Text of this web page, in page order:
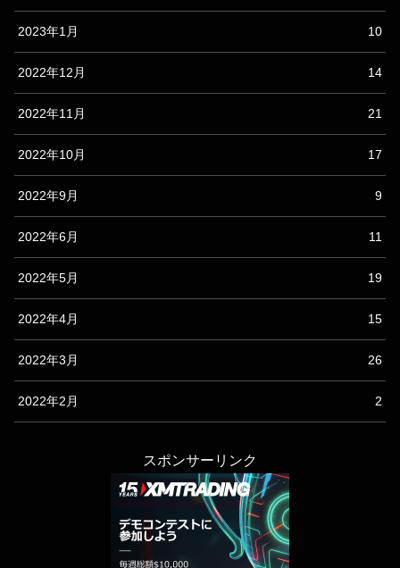
2023年1月 10
2022年12月 14
2022年11月 21
2022年10月 17
2022年9月 9
2022年6月 11
2022年5月 19
2022年4月 15
2022年3月 26
2022年2月 2
スポンサーリンク